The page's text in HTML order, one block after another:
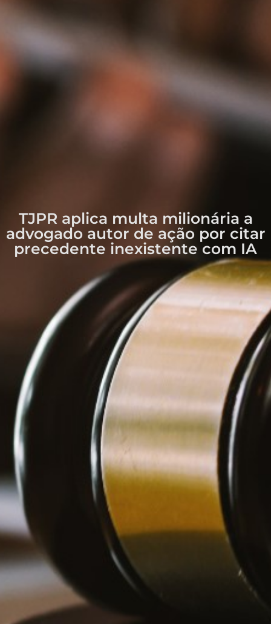
TJPR aplica multa milionária a
advogado autor de ação por citar
precedente inexistente com IA